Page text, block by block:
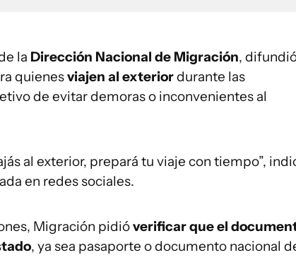
la Dirección Nacional de Migración,
quienesviajen al exteriordurante las
de evitar demoras o inconvenientes al
al exterior, prepará tu viaje con tiempo”,
en redes sociales.
Migración pidióverificar que el
, ya sea pasaporte o documento nacional